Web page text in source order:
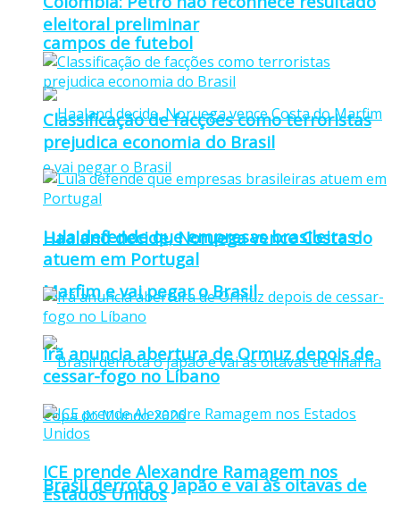
campos de futebol
Haaland decide, Noruega vence Costa do
Marfim e vai pegar o Brasil
Brasil derrota o Japão e vai às oitavas de
eleitoral preliminar
Classificação de facções como terroristas
prejudica economia do Brasil
Lula defende que empresas brasileiras
atuem em Portugal
Irã anuncia abertura de Ormuz depois de
cessar-fogo no Líbano
ICE prende Alexandre Ramagem nos
Estados Unidos